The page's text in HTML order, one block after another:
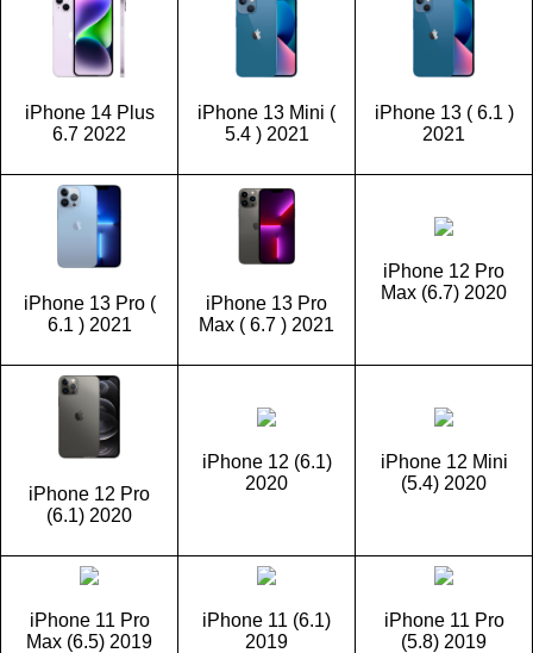
iPhone 14 Plus
6.7 2022
iPhone 13 Mini (
5.4 ) 2021
iPhone 13 ( 6.1 )
2021
iPhone 13 Pro (
6.1 ) 2021
iPhone 13 Pro
Max ( 6.7 ) 2021
iPhone 12 Pro
Max (6.7) 2020
iPhone 12 Pro
(6.1) 2020
iPhone 12 (6.1)
2020
iPhone 12 Mini
(5.4) 2020
iPhone 11 Pro
Max (6.5) 2019
iPhone 11 (6.1)
2019
iPhone 11 Pro
(5.8) 2019